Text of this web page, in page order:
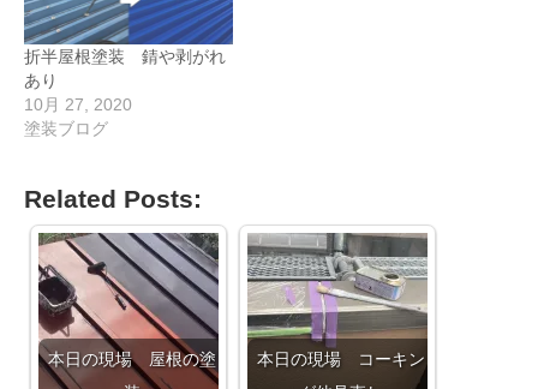
折半屋根塗装 錆や剥がれ
あり
10月 27, 2020
塗装ブログ
Related Posts:
本日の現場 屋根の塗
本日の現場 コーキン